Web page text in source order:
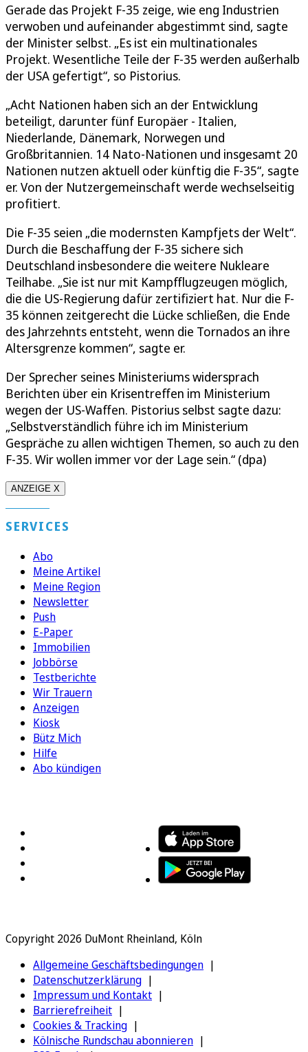
Gerade das Projekt F-35 zeige, wie eng Industrien
verwoben und aufeinander abgestimmt sind, sagte
der Minister selbst. „Es ist ein multinationales
Projekt. Wesentliche Teile der F-35 werden außerhalb
der USA gefertigt“, so Pistorius.
„Acht Nationen haben sich an der Entwicklung
beteiligt, darunter fünf Europäer - Italien,
Niederlande, Dänemark, Norwegen und
Großbritannien. 14 Nato-Nationen und insgesamt 20
Nationen nutzen aktuell oder künftig die F-35“, sagte
er. Von der Nutzergemeinschaft werde wechselseitig
profitiert.
Die F-35 seien „die modernsten Kampfjets der Welt“.
Durch die Beschaffung der F-35 sichere sich
Deutschland insbesondere die weitere Nukleare
Teilhabe. „Sie ist nur mit Kampfflugzeugen möglich,
die die US-Regierung dafür zertifiziert hat. Nur die F-
35 können zeitgerecht die Lücke schließen, die Ende
des Jahrzehnts entsteht, wenn die Tornados an ihre
Altersgrenze kommen“, sagte er.
Der Sprecher seines Ministeriums widersprach
Berichten über ein Krisentreffen im Ministerium
wegen der US-Waffen. Pistorius selbst sagte dazu:
„Selbstverständlich führe ich im Ministerium
Gespräche zu allen wichtigen Themen, so auch zu den
F-35. Wir wollen immer vor der Lage sein.“ (dpa)
ANZEIGE X
SERVICES
Abo
Meine Artikel
Meine Region
Newsletter
Push
E-Paper
Immobilien
Jobbörse
Testberichte
Wir Trauern
Anzeigen
Kiosk
Bütz Mich
Hilfe
Abo kündigen
Copyright 2026 DuMont Rheinland, Köln
Allgemeine Geschäftsbedingungen
Datenschutzerklärung
Impressum und Kontakt
Barrierefreiheit
Cookies & Tracking
Kölnische Rundschau abonnieren